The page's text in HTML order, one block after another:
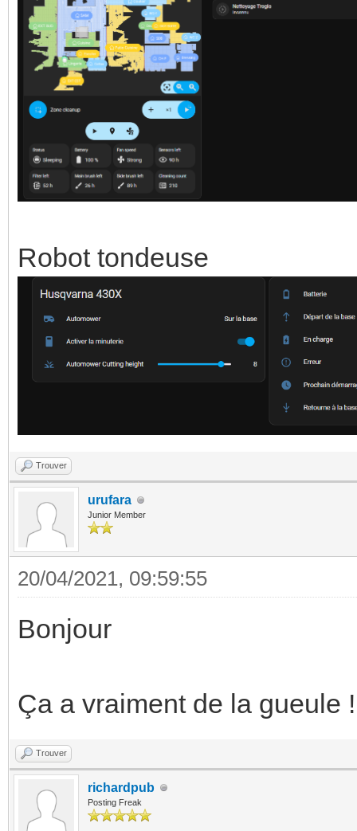
Robot tondeuse
Trouver
urufara
Junior Member
20/04/2021, 09:59:55
Bonjour
Ça a vraiment de la gueule !
Trouver
richardpub
Posting Freak